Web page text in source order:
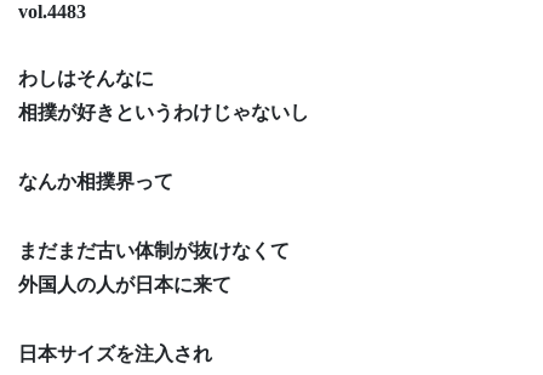
vol.4483
わしはそんなに
相撲が好きというわけじゃないし
なんか相撲界って
まだまだ古い体制が抜けなくて
外国人の人が日本に来て
日本サイズを注入され